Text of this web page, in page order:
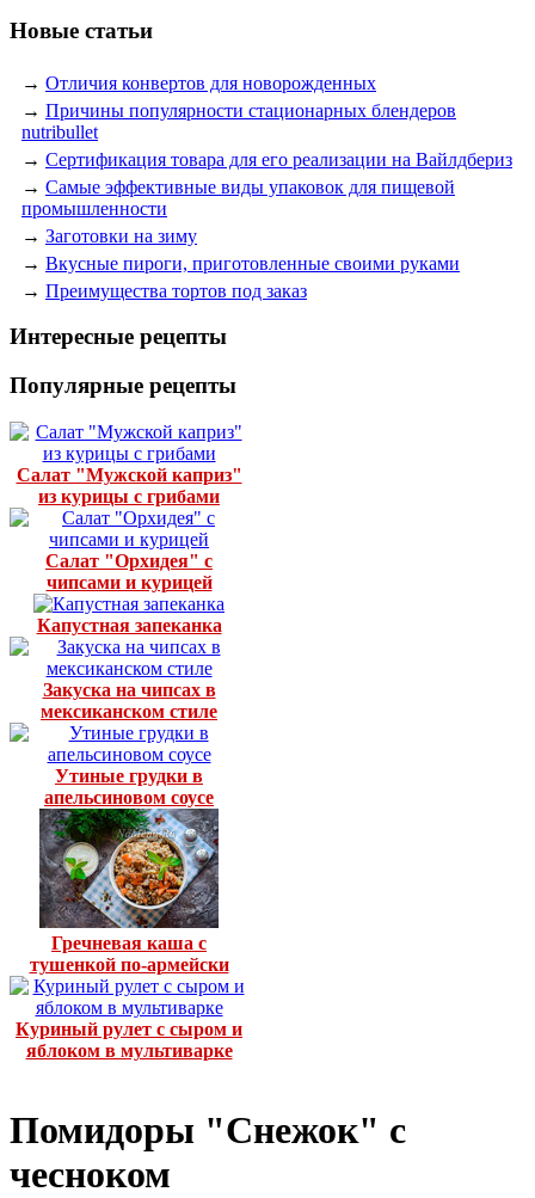
Новые статьи
→ Отличия конвертов для новорожденных
→ Причины популярности стационарных блендеров
nutribullet
→ Сертификация товара для его реализации на Вайлдбериз
→ Самые эффективные виды упаковок для пищевой
промышленности
→ Заготовки на зиму
→ Вкусные пироги, приготовленные своими руками
→ Преимущества тортов под заказ
Интересные рецепты
Популярные рецепты
Салат "Мужской каприз"
из курицы с грибами
Салат "Орхидея" с
чипсами и курицей
Капустная запеканка
Закуска на чипсах в
мексиканском стиле
Утиные грудки в
апельсиновом соусе
Гречневая каша с
тушенкой по-армейски
Куриный рулет с сыром и
яблоком в мультиварке
Помидоры "Снежок" с
чесноком